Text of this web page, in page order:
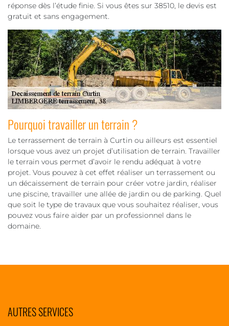
réponse dès l’étude finie. Si vous êtes sur 38510, le devis est
gratuit et sans engagement.
Pourquoi travailler un terrain ?
Le terrassement de terrain à Curtin ou ailleurs est essentiel
lorsque vous avez un projet d’utilisation de terrain. Travailler
le terrain vous permet d’avoir le rendu adéquat à votre
projet. Vous pouvez à cet effet réaliser un terrassement ou
un décaissement de terrain pour créer votre jardin, réaliser
une piscine, travailler une allée de jardin ou de parking. Quel
que soit le type de travaux que vous souhaitez réaliser, vous
pouvez vous faire aider par un professionnel dans le
domaine.
AUTRES SERVICES